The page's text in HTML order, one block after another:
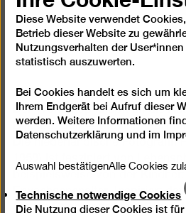
Der Workshop knüpft an die
Dijkstra. Still — Moving.
Die niederländische Fotografin
beispielsweise von der Kindheit
Erwachsenenalter. Inspiriert
unsere Erfahrungen und
Diese Website verwendet
Betrieb dieser Website zu
Nutzungsverhalten der
statistisch auszuwerten.
Bei Cookies handelt es sich um
Ihrem Endgerät bei Aufruf dieser
werden. Weitere Informationen
Datenschutzerklärung und im
Auswahl bestätigenAlle Cookies
Technische notwendige Cookies
Die Nutzung dieser Cookies ist